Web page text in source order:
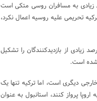
به مسافران روسی متکی است
تحریمی علیه روسیه اعمال نکرد،
زیادی از بازدیدکنندگان را تشکیل
شده است.
از هر کشور خارجی دیگری است، اما ترکیه تنها یک
پرواز کنند، استانبول به عنوان